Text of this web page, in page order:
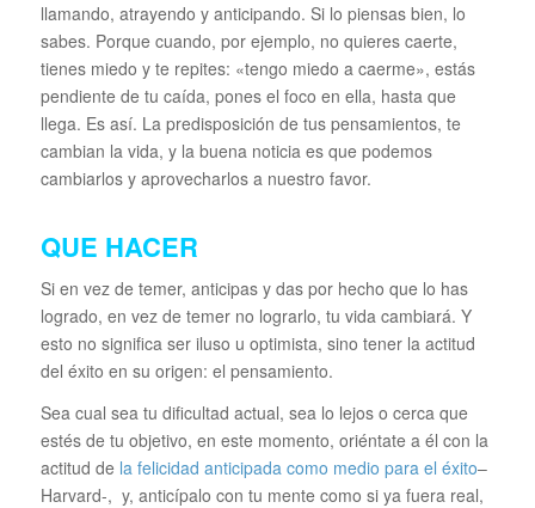
llamando, atrayendo y anticipando. Si lo piensas bien, lo
sabes. Porque cuando, por ejemplo, no quieres caerte,
tienes miedo y te repites: «tengo miedo a caerme», estás
pendiente de tu caída, pones el foco en ella, hasta que
llega. Es así. La predisposición de tus pensamientos, te
cambian la vida, y la buena noticia es que podemos
cambiarlos y aprovecharlos a nuestro favor.
QUE HACER
Si en vez de temer, anticipas y das por hecho que lo has
logrado, en vez de temer no lograrlo, tu vida cambiará. Y
esto no significa ser iluso u optimista, sino tener la actitud
del éxito en su origen: el pensamiento.
Sea cual sea tu dificultad actual, sea lo lejos o cerca que
estés de tu objetivo, en este momento, oriéntate a él con la
actitud de la felicidad anticipada como medio para el éxito–
Harvard-, y, anticípalo con tu mente como si ya fuera real,